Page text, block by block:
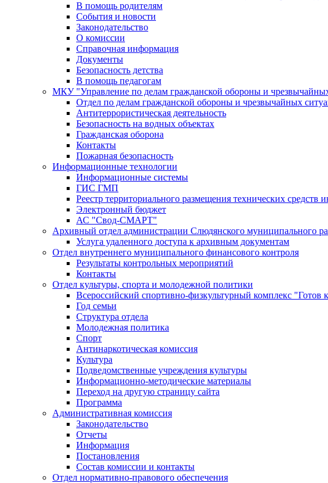
В помощь родителям
События и новости
Законодательство
О комиссии
Справочная информация
Документы
Безопасность детства
В помощь педагогам
МКУ "Управление по делам гражданской обороны и
Отдел по делам гражданской обороны и чрезвычайных
Антитеррористическая деятельность
Безопасность на водных объектах
Гражданская оборона
Контакты
Пожарная безопасность
Информационные технологии
Информационные системы
ГИС ГМП
Реестр территориального размещения технических
Электронный бюджет
АС "Свод-СМАРТ"
Архивный отдел администрации Слюдянского муниципального
Услуга удаленного доступа к архивным документам
Отдел внутреннего муниципального финансового контроля
Результаты контрольных мероприятий
Контакты
Отдел культуры, спорта и молодежной политики
Всероссийский спортивно-физкультурный комплекс "Готов
Год семьи
Структура отдела
Молодежная политика
Спорт
Антинаркотическая комиссия
Культура
Подведомственные учреждения культуры
Информационно-методические материалы
Переход на другую страницу сайта
Программа
Административная комиссия
Законодательство
Отчеты
Информация
Постановления
Состав комиссии и контакты
Отдел нормативно-правового обеспечения